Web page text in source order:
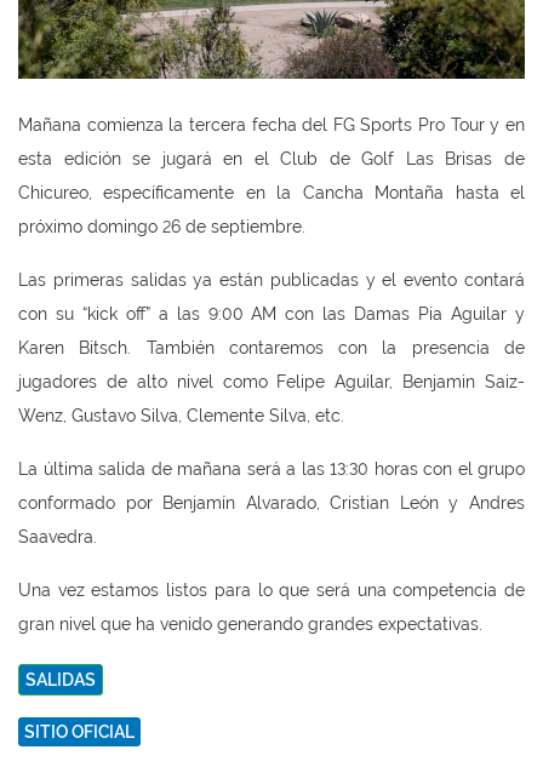
Mañana comienza la tercera fecha del FG Sports Pro Tour y en
esta edición se jugará en el Club de Golf Las Brisas de
Chicureo, específicamente en la Cancha Montaña hasta el
próximo domingo 26 de septiembre.
Las primeras salidas ya están publicadas y el evento contará
con su “kick off” a las 9:00 AM con las Damas Pia Aguilar y
Karen Bitsch. También contaremos con la presencia de
jugadores de alto nivel como Felipe Aguilar, Benjamin Saiz-
Wenz, Gustavo Silva, Clemente Silva, etc.
La última salida de mañana será a las 13:30 horas con el grupo
conformado por Benjamín Alvarado, Cristian León y Andres
Saavedra.
Una vez estamos listos para lo que será una competencia de
gran nivel que ha venido generando grandes expectativas.
SALIDAS
SITIO OFICIAL